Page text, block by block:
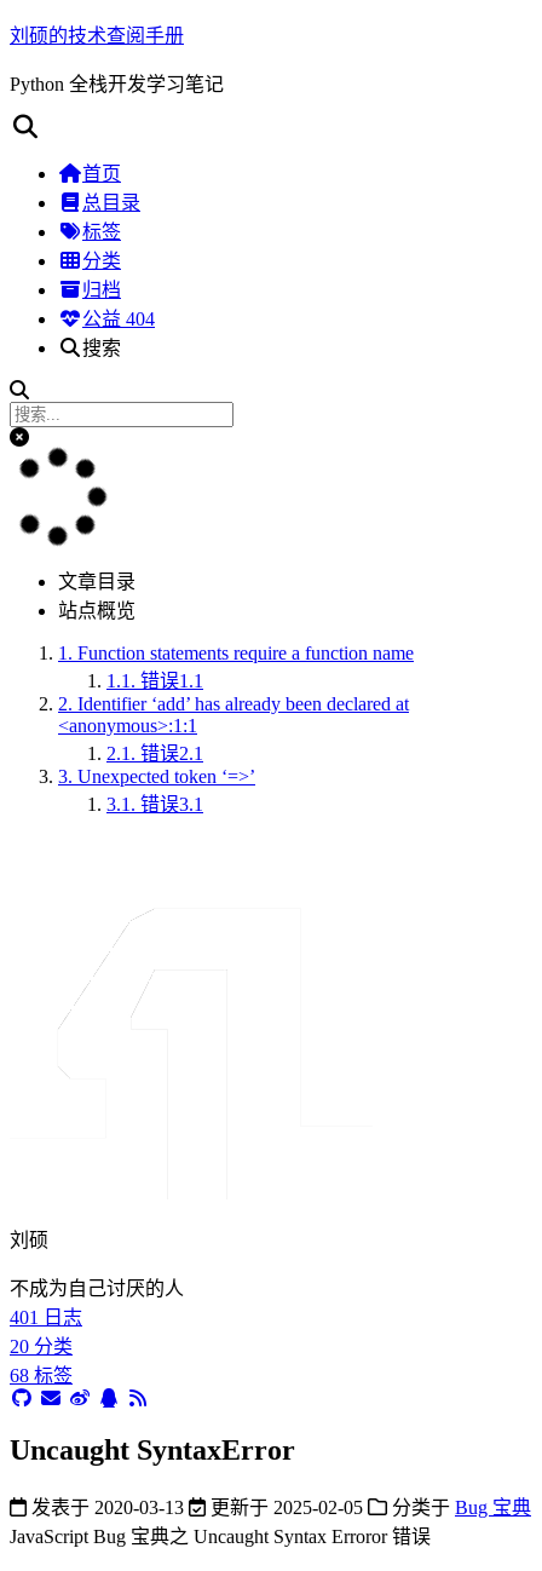
刘硕的技术查阅手册
Python 全栈开发学习笔记
首页
总目录
标签
分类
归档
公益 404
搜索
文章目录
站点概览
1. Function statements require a function name
1.1. 错误1.1
2. Identifier ‘add’ has already been declared at
<anonymous>:1:1
2.1. 错误2.1
3. Unexpected token ‘=>’
3.1. 错误3.1
刘硕
不成为自己讨厌的人
401
日志
20 分类
68 标签
Uncaught SyntaxError
发表于 2020-03-13 更新于 2025-02-05 分类于 Bug 宝典
JavaScript Bug 宝典之 Uncaught Syntax Erroror 错误